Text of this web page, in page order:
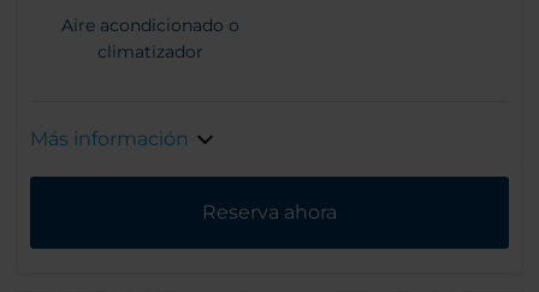
Aire acondicionado o
climatizador
Más información
Reserva ahora